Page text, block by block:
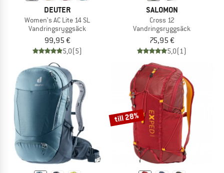
DEUTER
Women's AC Lite 14 SL
Vandringsryggsäck
99,95 €
5,0(5)
SALOMON
Cross 12
Vandringsryggsäck
75,95 €
5,0(1)
till 28%